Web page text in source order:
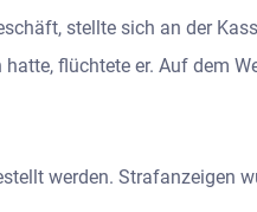
stellte sich an der
flüchtete er. Auf dem
werden. Strafanzeigen